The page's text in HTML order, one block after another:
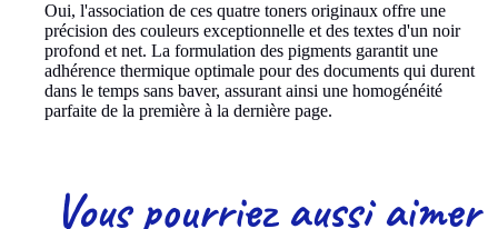
Oui, l'association de ces quatre toners originaux offre une
précision des couleurs exceptionnelle et des textes d'un noir
profond et net. La formulation des pigments garantit une
adhérence thermique optimale pour des documents qui durent
dans le temps sans baver, assurant ainsi une homogénéité
parfaite de la première à la dernière page.
Vous pourriez aussiaimer